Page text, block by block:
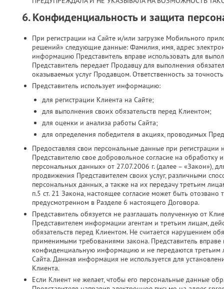
6. Конфиденциальность и защита
При регистрации на Сайте и/или загрузке Мобильного
решений» следующие данные: Фамилия, имя, адрес
информацию Представитель вправе использовать для
Представитель передает Продавцу для выполнения
оказываемых услуг Продавцом. Ответственность за
Представитель использует информацию:
для регистрации Клиента на Сайте;
для выполнения своих обязательств перед Клиентом;
для оценки и анализа работы Сайта;
для определения победителя в акциях, проводимых
Предоставляя свои персональные данные при
Представителю свое добровольное согласие на обработку
персональных данных» от 27.07.2006 г. (далее – «Закон»),
продвижения Представителем своих услуг, различными
персональных данных, а также на их передачу третьим
п.5 ст. 21 Закона, настоящее согласие может быть
предусмотренном в Разделе 6 настоящего Договора.
Представитель обязуется не разглашать полученную от
Представителем информации агентам и третьим лицам,
обязательств перед Клиентом. Не считается нарушением
применимыми требованиями закона. Представитель вправе
конфиденциальную информацию и не передаются третьим
Сайта. Данная информация не используется для
Клиента.
Если Клиент не желает, чтобы его персональные данные